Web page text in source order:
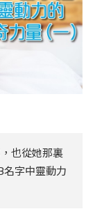
也從她那裏
字中靈動力